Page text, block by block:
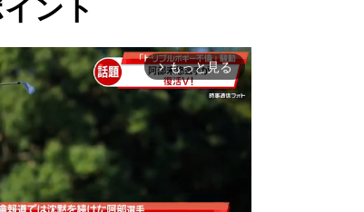
ント
arrow_forward_ios もっと見る